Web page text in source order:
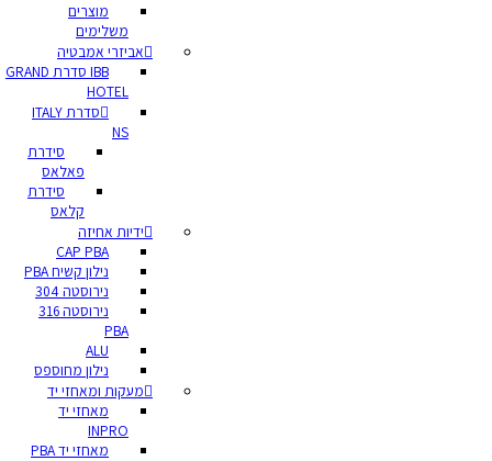
מוצרים
משלימים
אביזרי אמבטיה
IBB סדרת GRAND
HOTEL
סדרת ITALY
NS
סידרת
פאלאס
סידרת
קלאס
ידיות אחיזה
CAP PBA
נילון קשיח PBA
נירוסטה 304
נירוסטה 316
PBA
ALU
נילון מחוספס
מעקות ומאחזי יד
מאחזי יד
INPRO
מאחזי יד PBA